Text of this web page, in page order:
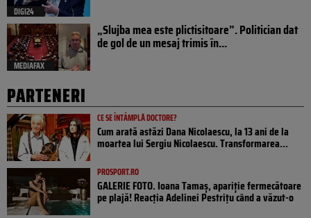
DIGI24
MEDIAFAX
„Slujba mea este plictisitoare”. Politician dat
de gol de un mesaj trimis în...
PARTENERI
CE SE ÎNTÂMPLĂ DOCTORE?
Cum arată astăzi Dana Nicolaescu, la 13 ani de la
moartea lui Sergiu Nicolaescu. Transformarea...
PROSPORT.RO
GALERIE FOTO. Ioana Tamaş, apariție fermecătoare
pe plajă! Reacția Adelinei Pestrițu când a văzut-o